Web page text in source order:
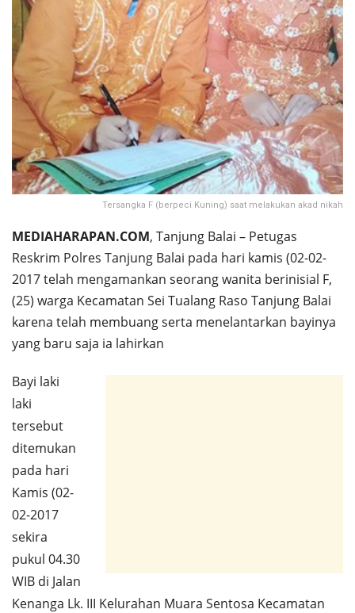
Tersangka F (berpeci Kuning) saat melakukan akad nikah
MEDIAHARAPAN.COM, Tanjung Balai – Petugas
Reskrim Polres Tanjung Balai pada hari kamis (02-02-
2017 telah mengamankan seorang wanita berinisial F,
(25) warga Kecamatan Sei Tualang Raso Tanjung Balai
karena telah membuang serta menelantarkan bayinya
yang baru saja ia lahirkan
Bayi laki
laki
tersebut
ditemukan
pada hari
Kamis (02-
02-2017
sekira
pukul 04.30
WIB di Jalan
Kenanga Lk. III Kelurahan Muara Sentosa Kecamatan